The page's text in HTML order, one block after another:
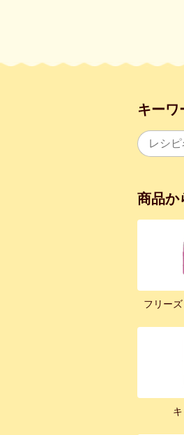
キーワ
商品か
フリー